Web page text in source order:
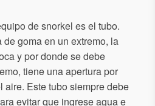
de snorkel es el tubo.
goma en un extremo, la
y por donde se debe
tiene una apertura por
aire. Este tubo siempre debe
evitar que ingrese agua e